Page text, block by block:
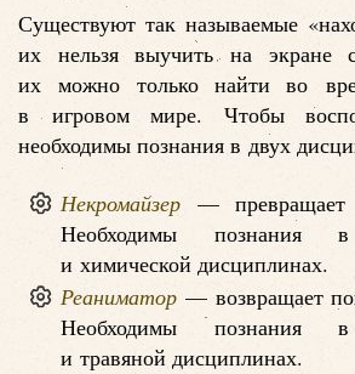
Существуют так называемые
их нельзя выучить на экране
их можно только найти во
в игровом мире. Чтобы
необходимы познания в двух
Некромайзер —
Необходимы познания в
и химической дисциплинах.
Реаниматор — возвращает
Необходимы познания в
и травяной дисциплинах.